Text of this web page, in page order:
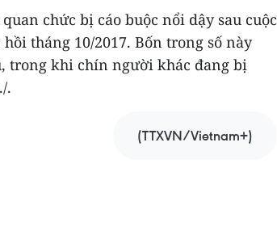
chức bị cáo buộc nổi dậy sau cuộc
tháng 10/2017. Bốn trong số này
trong khi chín người khác đang bị
.
(TTXVN/Vietnam+)